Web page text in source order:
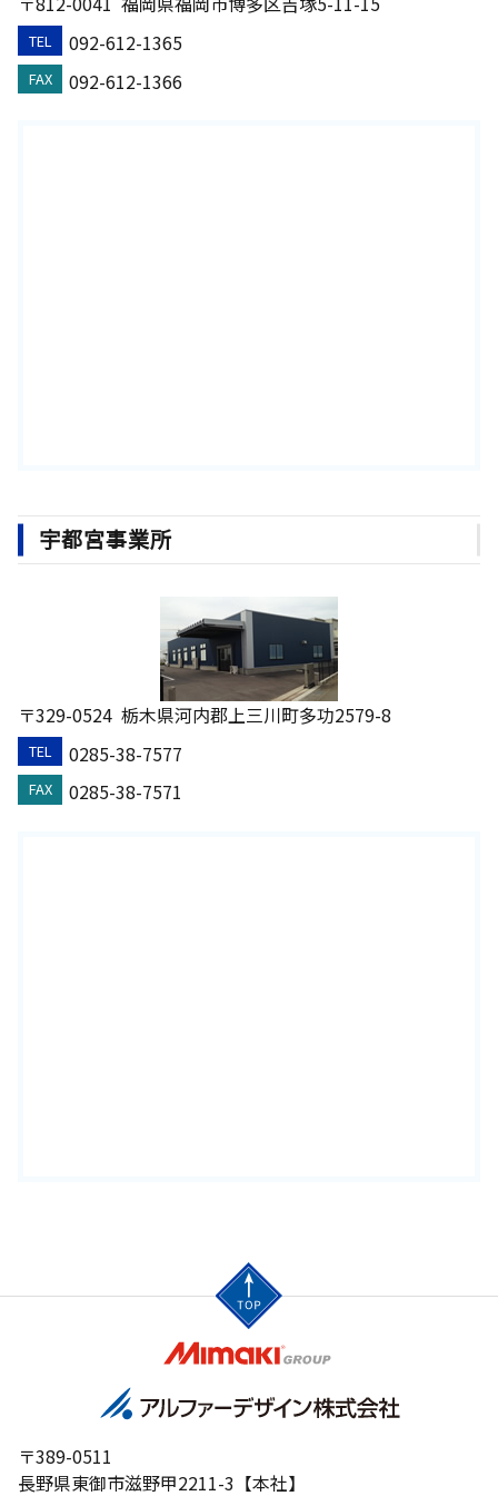
TEL 092-612-1365
FAX 092-612-1366
宇都宮事業所
〒329-0524 栃木県河内郡上三川町多功2579-8
TEL 0285-38-7577
FAX 0285-38-7571
〒389-0511
長野県東御市滋野甲2211-3【本社】